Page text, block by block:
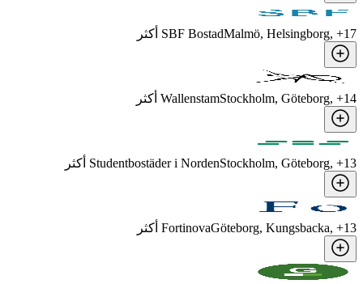
SBF BostadMalmö, Helsingborg, +17 أكثر
WallenstamStockholm, Göteborg, +14 أكثر
Studentbostäder i NordenStockholm, Göteborg, +13 أكثر
FortinovaGöteborg, Kungsbacka, +13 أكثر